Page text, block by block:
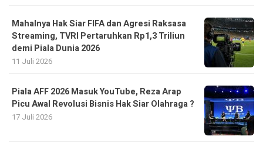
Mahalnya Hak Siar FIFA dan Agresi Raksasa
Streaming, TVRI Pertaruhkan Rp1,3 Triliun
demi Piala Dunia 2026
11 Juli 2026
Piala AFF 2026 Masuk YouTube, Reza Arap
Picu Awal Revolusi Bisnis Hak Siar Olahraga ?
17 Juli 2026